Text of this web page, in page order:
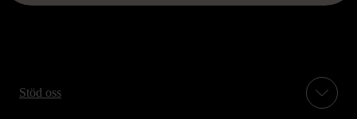
Stöd oss